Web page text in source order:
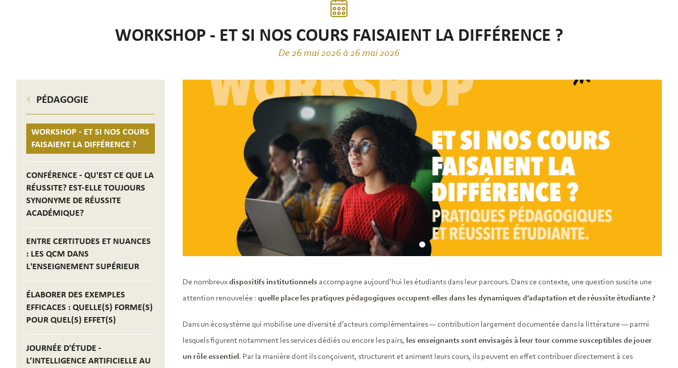
WORKSHOP - ET SI NOS COURS FAISAIENT LA DIFFÉRENCE ?
De 26 mai 2026 à 26 mai 2026
PÉDAGOGIE
WORKSHOP - ET SI NOS COURS
FAISAIENT LA DIFFÉRENCE ?
CONFÉRENCE - QU'EST CE QUE LA
RÉUSSITE? EST-ELLE TOUJOURS
SYNONYME DE RÉUSSITE
ACADÉMIQUE?
ENTRE CERTITUDES ET NUANCES
: LES QCM DANS
L'ENSEIGNEMENT SUPÉRIEUR
ÉLABORER DES EXEMPLES
EFFICACES : QUELLE(S) FORME(S)
POUR QUEL(S) EFFET(S)
JOURNÉE D'ÉTUDE -
L’INTELLIGENCE ARTIFICIELLE AU
De nombreux dispositifs institutionnelsaccompagne aujourd’hui les étudiants dans leur parcours. Dans ce contexte, une question suscite une
attention renouvelée : quelle place les pratiques pédagogiques occupent-elles dans les dynamiques d’adaptation et de réussite étudiante ?
Dans un écosystème qui mobilise une diversité d’acteurs complémentaires — contribution largement documentée dans la littérature — parmi
lesquels figurent notamment les services dédiés ou encore les pairs, les enseignants sont envisagés à leur tour comme susceptibles de jouer
un rôle essentiel. Par la manière dont ils conçoivent, structurent et animent leurs cours, ils peuvent en effet contribuer directement à ces